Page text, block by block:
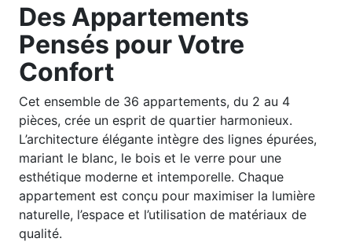
Des Appartements
Pensés pour Votre
Confort
Cet ensemble de 36 appartements, du 2 au 4
pièces, crée un esprit de quartier harmonieux.
L’architecture élégante intègre des lignes épurées,
mariant le blanc, le bois et le verre pour une
esthétique moderne et intemporelle. Chaque
appartement est conçu pour maximiser la lumière
naturelle, l’espace et l’utilisation de matériaux de
qualité.